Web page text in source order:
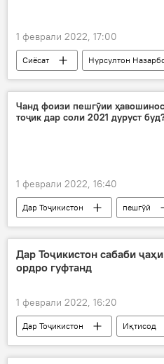
1 феврали 2022, 17:00
Сиёсат
Нурсултон
Қазоқистон
Осиёи
Чанд фоизи пешгӯии
тоҷик дар соли 2021 дуруст
1 феврали 2022, 16:40
Дар Тоҷикистон
пешгӯӣ
Кумитаи ҳифзи муҳити зист
дурустии хабарҳо
Дар Тоҷикистон сабаби
ордро гуфтанд
1 феврали 2022, 16:20
Дар Тоҷикистон
Иқтисод
Хадамоти зиддиинҳисорӣ